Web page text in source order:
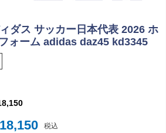
ダス サッカー日本代表 2026 ホ
ォーム adidas daz45 kd3345
18,150 税込